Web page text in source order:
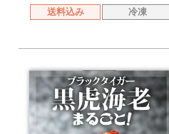
送料込み 冷凍